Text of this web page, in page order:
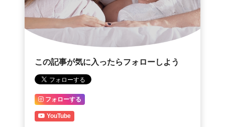
この記事が気に入ったらフォローしよう
フォローする
YouTube